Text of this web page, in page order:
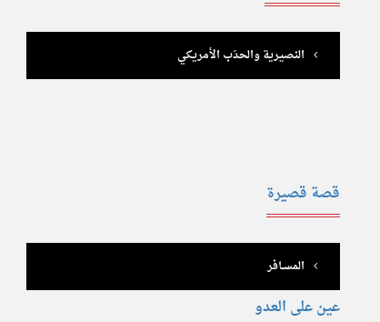
النصيرية والحدَب الأمريكي
قصة قصيرة
المســافر
عين على العدو